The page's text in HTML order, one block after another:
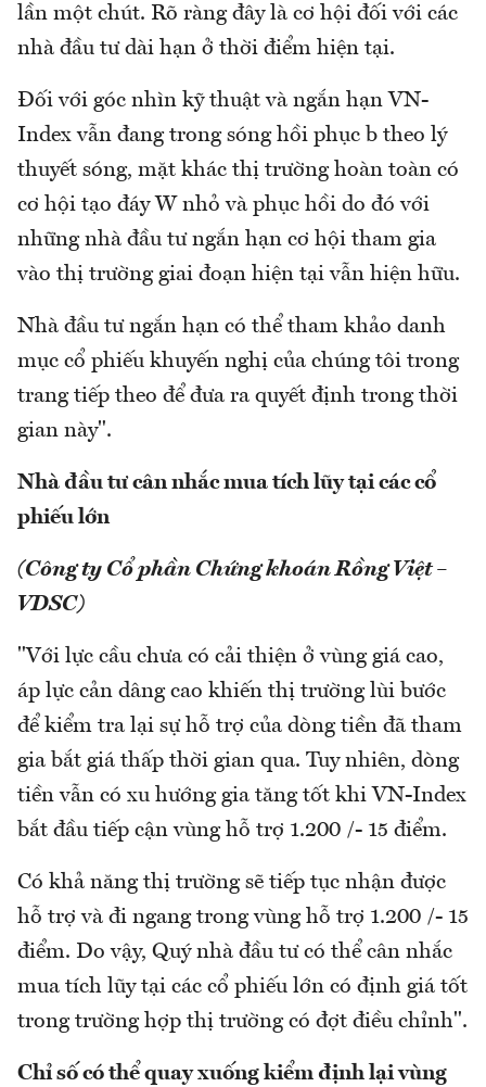
lần một chút. Rõ ràng đây là cơ hội đối với các
nhà đầu tư dài hạn ở thời điểm hiện tại.
Đối với góc nhìn kỹ thuật và ngắn hạn VN-
Index vẫn đang trong sóng hồi phục b theo lý
thuyết sóng, mặt khác thị trường hoàn toàn có
cơ hội tạo đáy W nhỏ và phục hồi do đó với
những nhà đầu tư ngắn hạn cơ hội tham gia
vào thị trường giai đoạn hiện tại vẫn hiện hữu.
Nhà đầu tư ngắn hạn có thể tham khảo danh
mục cổ phiếu khuyến nghị của chúng tôi trong
trang tiếp theo để đưa ra quyết định trong thời
gian này".
Nhà đầu tư cân nhắc mua tích lũy tại các cổ
phiếu lớn
(Công ty Cổ phần Chứng khoán Rồng Việt –
VDSC)
"Với lực cầu chưa có cải thiện ở vùng giá cao,
áp lực cản dâng cao khiến thị trường lùi bước
để kiểm tra lại sự hỗ trợ của dòng tiền đã tham
gia bắt giá thấp thời gian qua. Tuy nhiên, dòng
tiền vẫn có xu hướng gia tăng tốt khi VN-Index
bắt đầu tiếp cận vùng hỗ trợ 1.200 /- 15 điểm.
Có khả năng thị trường sẽ tiếp tục nhận được
hỗ trợ và đi ngang trong vùng hỗ trợ 1.200 /- 15
điểm. Do vậy, Quý nhà đầu tư có thể cân nhắc
mua tích lũy tại các cổ phiếu lớn có định giá tốt
trong trường hợp thị trường có đợt điều chỉnh".
Chỉ số có thể quay xuống kiểm định lại vùng